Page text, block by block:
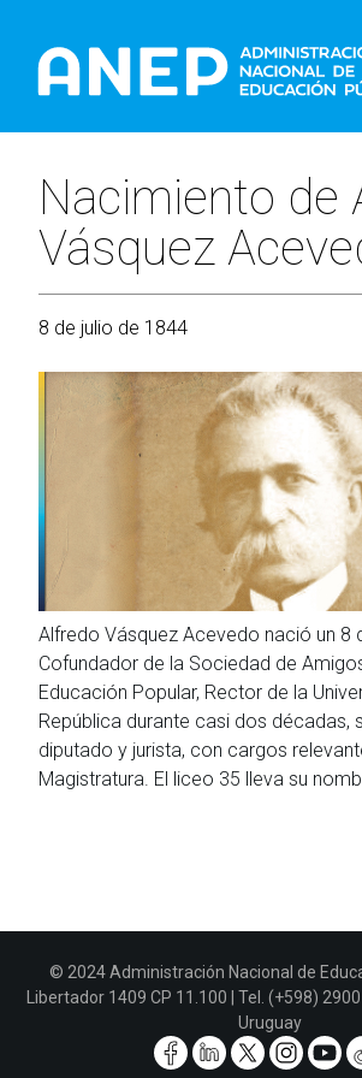
Nacimiento de
Vásquez
8 de julio de 1844
Alfredo Vásquez Acevedo nació un 8
Cofundador de la Sociedad de
Educación Popular, Rector de la
República durante casi dos décadas,
diputado y jurista, con cargos
Magistratura. El liceo 35 lleva su
© 2024 Administración Nacional de
Libertador 1409 CP 11.100 | Tel. (+598)
Uruguay